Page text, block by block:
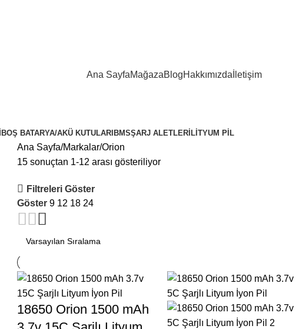
Ana SayfaMağazaBlogHakkımızda İletişim
BOŞ BATARYA/AKÜ KUTULARI BMSŞARJ ALETLERI LITYUM PIL
Ana Sayfa Markalar Orion
15 sonuçtan 1-12 arası gösteriliyor
Filtreleri Göster
Göster 9 12 18 24
18650 Orion 1500 mAh